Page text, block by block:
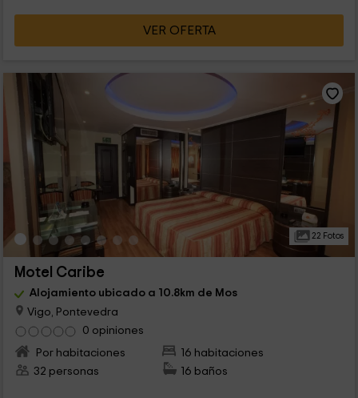
VER OFERTA
22 Fotos
Motel Caribe
Alojamiento ubicado a 10.8km de Mos
Vigo, Pontevedra
0 opiniones
Por habitaciones
16 habitaciones
32 personas
16 baños